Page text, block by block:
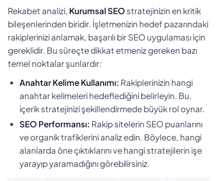
Rekabet analizi, Kurumsal SEO stratejinizin en kritik
bileşenlerinden biridir. İşletmenizin hedef pazarındaki
rakiplerinizi anlamak, başarılı bir SEO uygulaması için
gereklidir. Bu süreçte dikkat etmeniz gereken bazı
temel noktalar şunlardır:
Anahtar Kelime Kullanımı: Rakiplerinizin hangi
anahtar kelimeleri hedeflediğini belirleyin. Bu,
içerik stratejinizi şekillendirmede büyük rol oynar.
SEO Performansı: Rakip sitelerin SEO puanlarını
ve organik trafiklerini analiz edin. Böylece, hangi
alanlarda öne çıktıklarını ve hangi stratejilerin işe
yarayıp yaramadığını görebilirsiniz.